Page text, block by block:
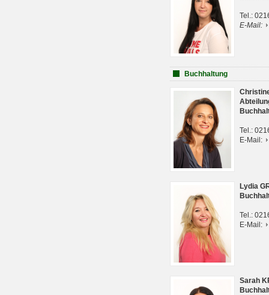
Tel.:
E-Mail:
Buchhaltung
Tel.:
E-Mail:
Lydia
Tel.:
E-Mail:
Sarah